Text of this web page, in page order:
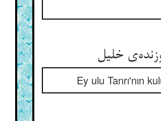
Ey ulu Tanrı'nın